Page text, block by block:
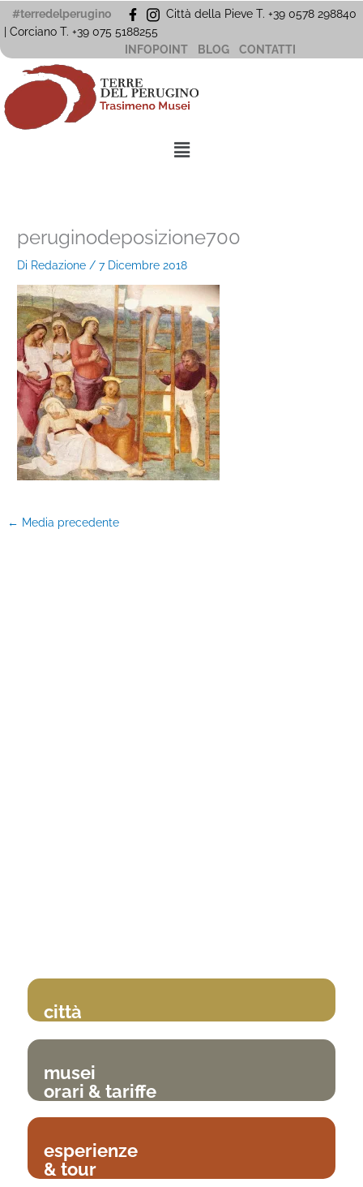
Vai
al
#terredelperugino
Città della Pieve T. +39 0578 298840
| Corciano T. +39 075 5188255
INFOPOINT
BLOG CONTATTI
Menu
peruginodeposizione700
Di Redazione/7 Dicembre 2018
← Media precedente
città
musei
orari & tariffe
esperienze
& tour